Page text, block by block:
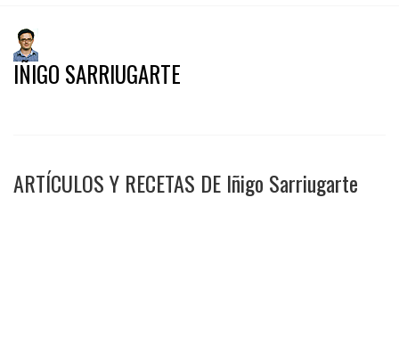
IÑIGO SARRIUGARTE
ARTÍCULOS Y RECETAS DE Iñigo Sarriugarte